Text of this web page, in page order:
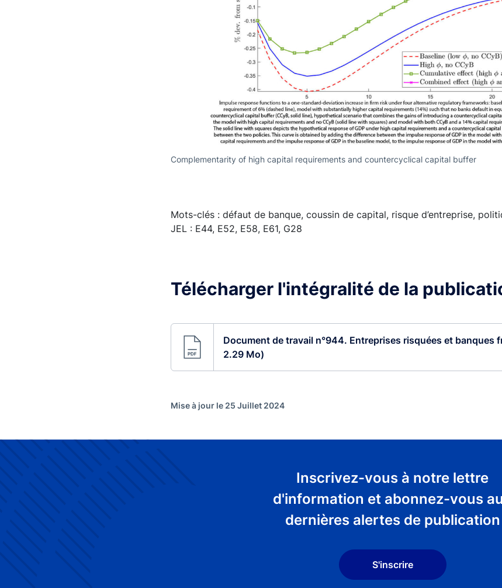
Complementarity of high capital requirements and countercyclical capital buffer
Mots-clés : défaut de banque, coussin de capital, risque d’entreprise,
JEL : E44, E52, E58, E61, G28
Télécharger l'intégralité de la
Document de travail n°944. Entreprises risquées et banques
2.29 Mo)
Mise à jour le 25 Juillet 2024
Inscrivez-vous à notre lettre
d'information et abonnez-vous
dernières alertes de publication
S'inscrire